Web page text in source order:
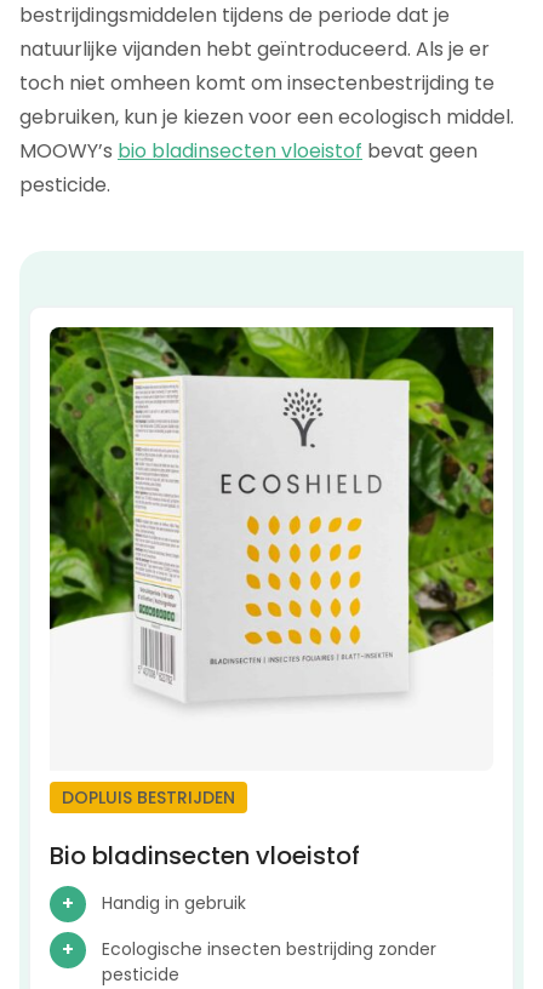
bestrijdingsmiddelen tijdens de periode dat je
natuurlijke vijanden hebt geïntroduceerd. Als je er
toch niet omheen komt om insectenbestrijding te
gebruiken, kun je kiezen voor een ecologisch middel.
MOOWY’s bio bladinsecten vloeistof bevat geen
pesticide.
DOPLUIS BESTRIJDEN
Bio bladinsecten vloeistof
Handig in gebruik
Ecologische insecten bestrijding zonder
pesticide